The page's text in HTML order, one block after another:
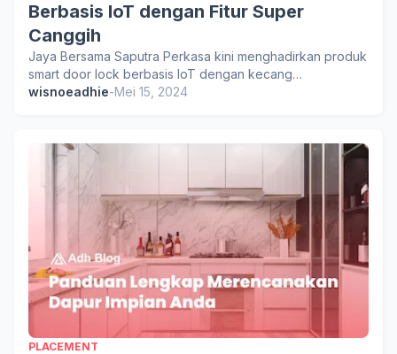
Berbasis IoT dengan Fitur Super
Canggih
Jaya Bersama Saputra Perkasa kini menghadirkan produk
smart door lock berbasis IoT dengan kecang…
wisnoeadhie-Mei 15, 2024
PLACEMENT